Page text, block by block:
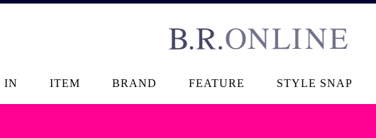
IN ITEM BRAND FEATURE STYLE SNAP